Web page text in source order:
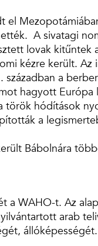
A sivatagi
lovak
kézre került.
a
hagyott Európa
hódítások
a
Bábolnára
a WAHO-t. Az
arab
állóképességét.